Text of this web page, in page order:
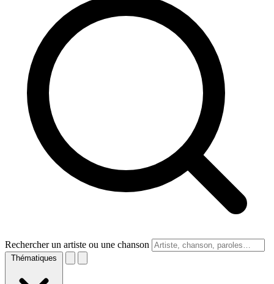
Rechercher un artiste ou une chanson
Thématiques